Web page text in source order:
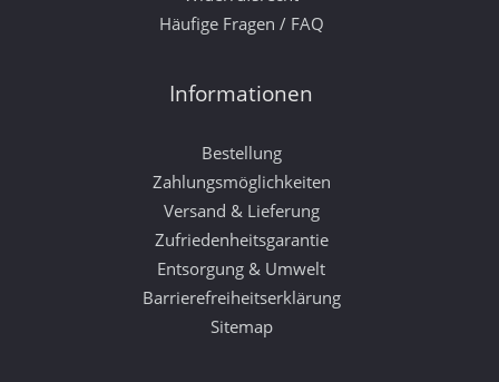
Häufige Fragen / FAQ
Informationen
Bestellung
Zahlungsmöglichkeiten
Versand & Lieferung
Zufriedenheitsgarantie
Entsorgung & Umwelt
Barrierefreiheitserklärung
Sitemap